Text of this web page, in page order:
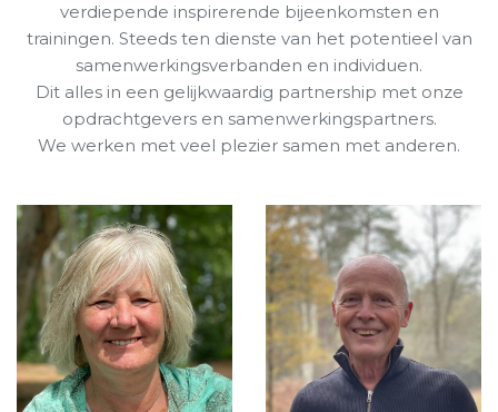
verdiepende inspirerende bijeenkomsten en
trainingen. Steeds ten dienste van het potentieel van
samenwerkingsverbanden en individuen.
Dit alles in een gelijkwaardig partnership met onze
opdrachtgevers en samenwerkingspartners.
We werken met veel plezier samen met anderen.